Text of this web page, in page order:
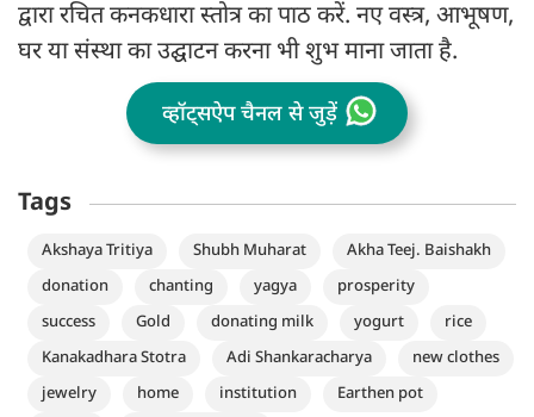
द्वारा रचित कनकधारा स्तोत्र का पाठ करें. नए वस्त्र, आभूषण,
घर या संस्था का उद्घाटन करना भी शुभ माना जाता है.
व्हॉट्सऐप चैनल से जुड़ें
Tags
Akshaya Tritiya Shubh Muharat
Akha Teej. Baishakh
donation
chanting yagya
prosperity
success
Gold donating milk yogurt
rice
Kanakadhara Stotra
Adi Shankaracharya
new clothes
jewelry
home institution
Earthen pot